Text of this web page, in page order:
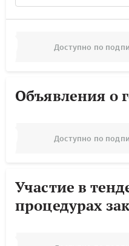
Доступно по
Объявления о
Доступно по
Участие в
процедурах